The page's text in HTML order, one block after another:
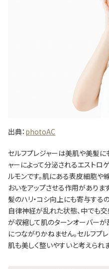
出典： photoAC
セルフプレジャーは美肌や美髪に
ャーによって分泌されるエストロ
ルモンです。肌にある表皮細胞や
おいをアップさせる作用がありま
髪のハリ・コシ向上にも寄与する
自律神経が乱れた状態、中でも
が収縮して肌のターンオーバーが
につながりかねません。セルフプ
肌も美しく整いやすいと考えられま